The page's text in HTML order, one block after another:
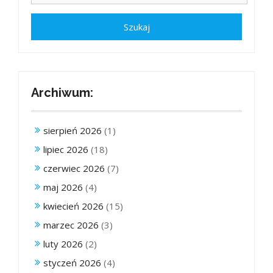
Archiwum:
sierpień 2026 (1)
lipiec 2026 (18)
czerwiec 2026 (7)
maj 2026 (4)
kwiecień 2026 (15)
marzec 2026 (3)
luty 2026 (2)
styczeń 2026 (4)